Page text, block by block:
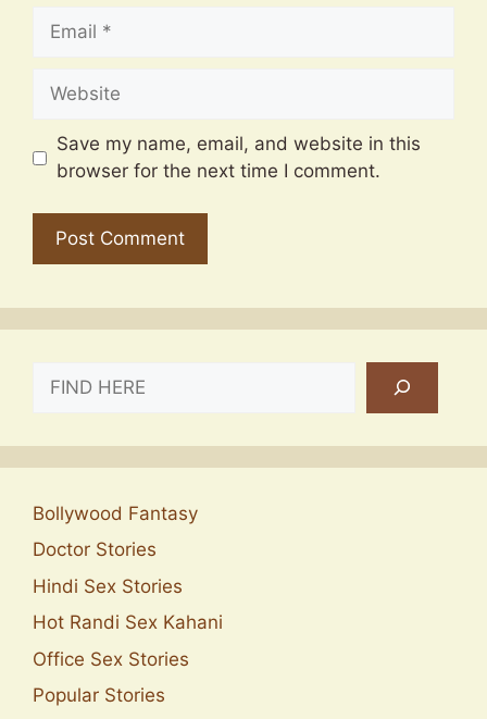
Email
Website
Save my name, email, and website in this
browser for the next time I comment.
Bollywood Fantasy
Doctor Stories
Hindi Sex Stories
Hot Randi Sex Kahani
Office Sex Stories
Popular Stories